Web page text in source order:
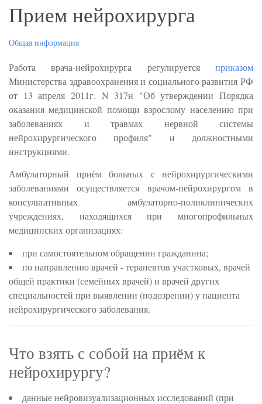
Прием нейрохирурга
Общая информация
Работа врача-нейрохирурга регулируется приказом
Министерства здравоохранения и социального развития РФ
от 13 апреля 2011г. N 317н "Об утверждении Порядка
оказания медицинской помощи взрослому населению при
заболеваниях и травмах нервной системы
нейрохирургического профиля" и должностными
инструкциями.
Амбулаторный приём больных с нейрохирургическими
заболеваниями осуществляется врачом-нейрохирургом в
консультативных амбулаторно-поликлинических
учреждениях, находящихся при многопрофильных
медицинских организациях:
при самостоятельном обращении гражданина;
по направлению врачей - терапевтов участковых, врачей
общей практики (семейных врачей) и врачей других
специальностей при выявлении (подозрении) у пациента
нейрохирургического заболевания.
Что взять с собой на приём к
нейрохирургу?
данные нейровизуализационных исследований (при